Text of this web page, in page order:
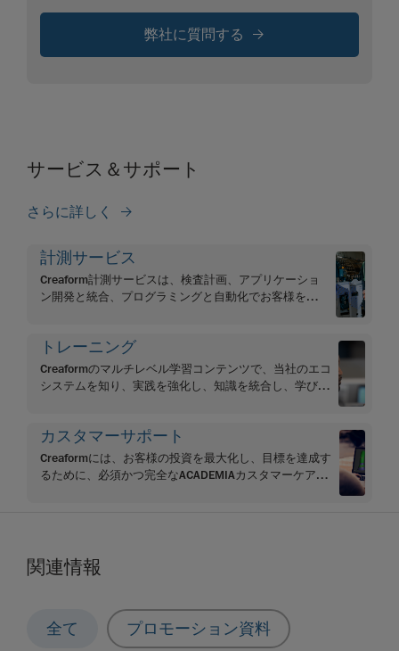
弊社に質問する
サービス＆サポート
さらに詳しく
計測サービス
Creaform計測サービスは、検査計画、アプリケーショ
ン開発と統合、プログラミングと自動化でお客様をサ
トレーニング
Creaformのマルチレベル学習コンテンツで、当社のエコ
システムを知り、実践を強化し、知識を統合し、学びを
カスタマーサポート
Creaformには、お客様の投資を最大化し、目標を達成す
るために、必須かつ完全なACADEMIAカスタマーケア・
関連情報
全て プロモーション資料